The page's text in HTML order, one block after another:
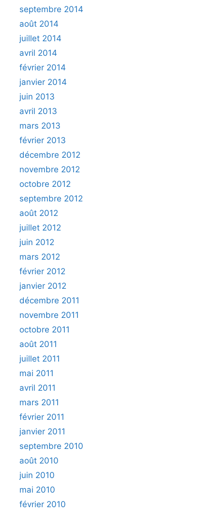
septembre 2014
août 2014
juillet 2014
avril 2014
février 2014
janvier 2014
juin 2013
avril 2013
mars 2013
février 2013
décembre 2012
novembre 2012
octobre 2012
septembre 2012
août 2012
juillet 2012
juin 2012
mars 2012
février 2012
janvier 2012
décembre 2011
novembre 2011
octobre 2011
août 2011
juillet 2011
mai 2011
avril 2011
mars 2011
février 2011
janvier 2011
septembre 2010
août 2010
juin 2010
mai 2010
février 2010